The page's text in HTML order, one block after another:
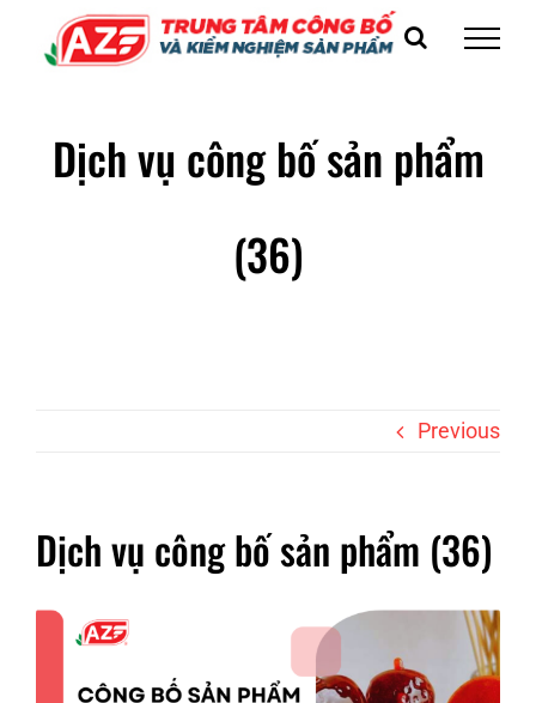
Dịch vụ công bố sản phẩm
(36)
Previous
Dịch vụ công bố sản phẩm (36)